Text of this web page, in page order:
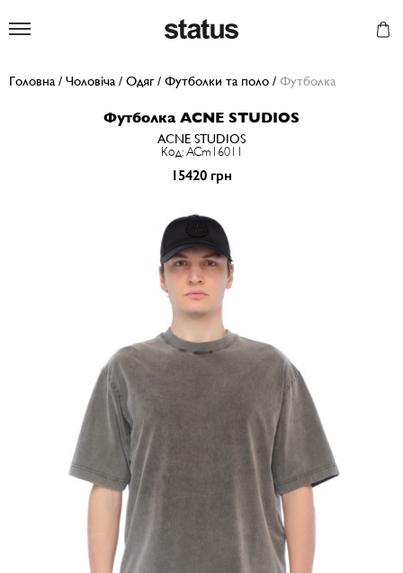
Головна / Чоловіча / Одяг/ Футболки та поло / Футболка
Футболка ACNE STUDIOS
ACNE STUDIOS
Код: ACm16011
15420 грн